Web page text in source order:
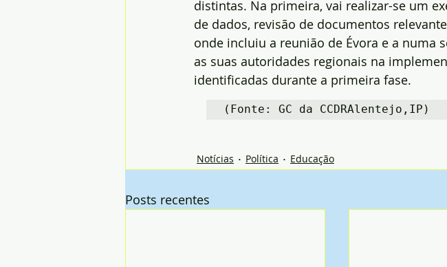
distintas. Na primeira, vai realizar-se um
de dados, revisão de documentos
onde incluiu a reunião de Évora e a numa
as suas autoridades regionais na
identificadas durante a primeira fase.
(Fonte: GC da CCDRAlentejo,IP)
Notícias Política Educação
Posts recentes